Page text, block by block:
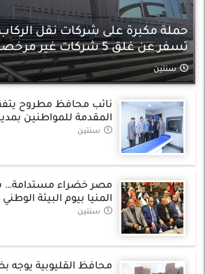
حملة مكبرة على شركات نقل
تسفر عن غلق 5 شركات غير مرخصة
سنتين
نائب محافظ مطروح
المقدمة للمواطنين
سنتين
مصر خضراء مستدامة…
المنيا بيوم البيئة الوطني 2025
سنتين
محافظ القليوبية يوجه